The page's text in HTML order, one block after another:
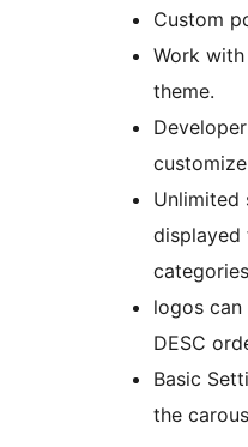
Custom
Work
theme.
Unlimited
logos can
DESC
Basic
the